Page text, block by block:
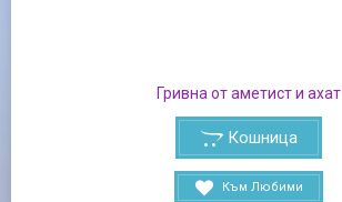
Гривна от аметист и ахат
Кошница
Към Любими